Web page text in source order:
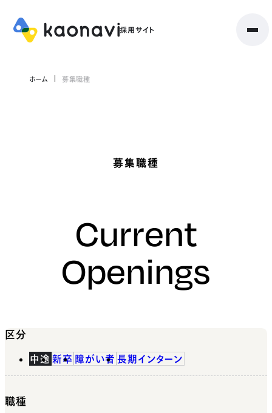
ホーム 募集職種
募集職種
Current
Openings
区分
中途 新卒 障がい者 長期インターン
職種